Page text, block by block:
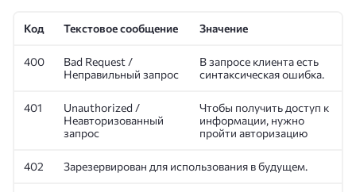
Код Текстовое сообщение Значение
400
Bad Request /
Неправильный запрос
В запросе клиента есть
синтаксическая ошибка.
401
Unauthorized /
Неавторизованный
запрос
Чтобы получить доступ к
информации, нужно
пройти авторизацию
402 Зарезервирован для использования в будущем.